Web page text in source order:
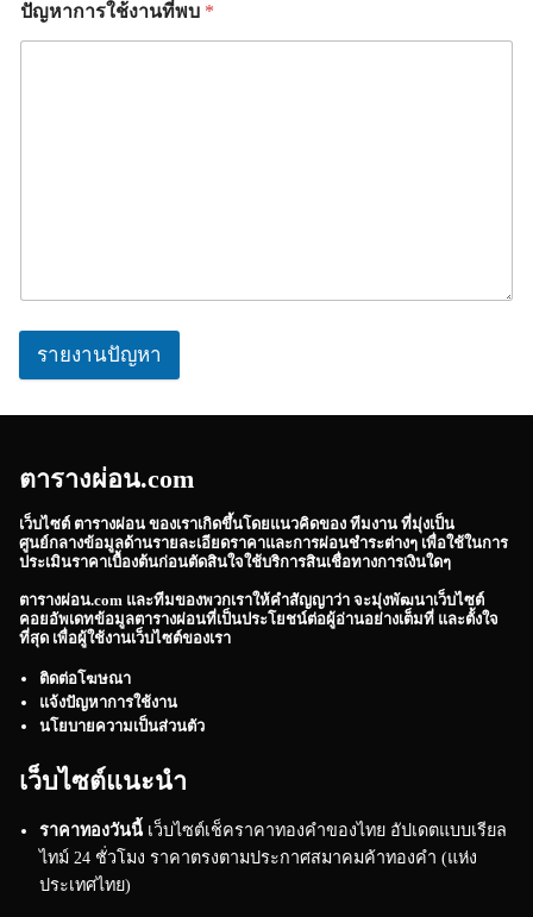
ปัญหาการใช้งานที่พบ *
รายงานปัญหา
ตารางผ่อน.com
เว็บไซต์ ตารางผ่อน ของเราเกิดขึ้นโดยแนวคิดของ ทีมงาน ที่มุ่งเป็น
ศูนย์กลางข้อมูลด้านรายละเอียดราคาและการผ่อนชำระต่างๆ เพื่อใช้ในการ
ประเมินราคาเบื้องต้นก่อนตัดสินใจใช้บริการสินเชื่อทางการเงินใดๆ
ตารางผ่อน.com และทีมของพวกเราให้คำสัญญาว่า จะมุ่งพัฒนาเว็บไซต์
คอยอัพเดทข้อมูลตารางผ่อนที่เป็นประโยชน์ต่อผู้อ่านอย่างเต็มที่ และตั้งใจ
ที่สุด เพื่อผู้ใช้งานเว็บไซต์ของเรา
ติดต่อโฆษณา
แจ้งปัญหาการใช้งาน
นโยบายความเป็นส่วนตัว
เว็บไซต์แนะนำ
ราคาทองวันนี้ เว็บไซต์เช็คราคาทองคำของไทย อัปเดตแบบเรียล
ไทม์ 24 ชั่วโมง ราคาตรงตามประกาศสมาคมค้าทองคำ (แห่ง
ประเทศไทย)